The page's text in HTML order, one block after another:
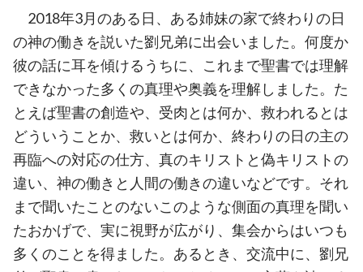
2018年3月のある日、ある姉妹の家で終わりの日
の神の働きを説いた劉兄弟に出会いました。何度か
彼の話に耳を傾けるうちに、これまで聖書では理解
できなかった多くの真理や奥義を理解しました。た
とえば聖書の創造や、受肉とは何か、救われるとは
どういうことか、救いとは何か、終わりの日の主の
再臨への対応の仕方、真のキリストと偽キリストの
違い、神の働きと人間の働きの違いなどです。それ
まで聞いたことのないこのような側面の真理を聞い
たおかげで、実に視野が広がり、集会からはいつも
多くのことを得ました。あるとき、交流中に、劉兄